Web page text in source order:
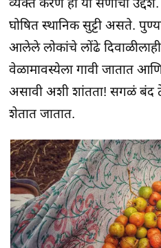
व्यक्त करणं हा या सणाचा उद्देश.
घोषित स्थानिक सुट्टी असते.
आलेले लोकांचे लोंढे
वेळामावस्येला गावी जातात
असावी अशी शांतता! सगळं
शेतात जातात.